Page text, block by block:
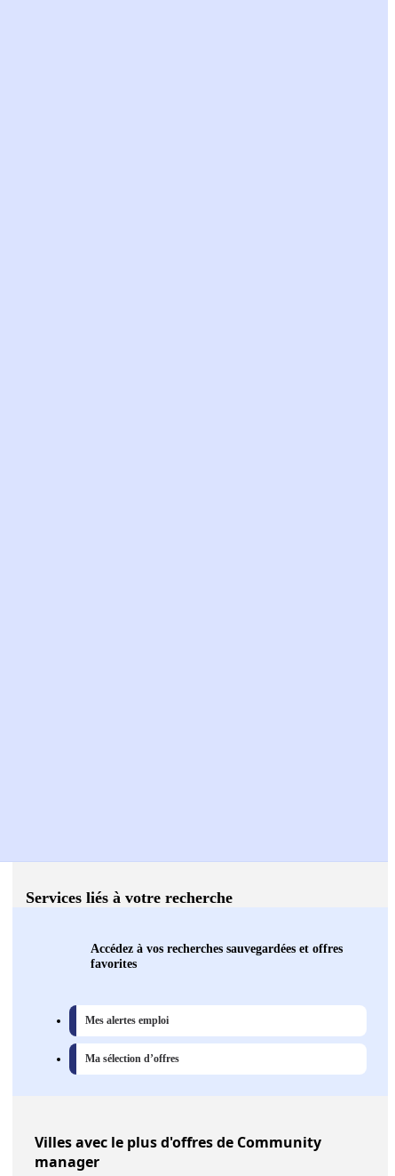
Services liés à votre recherche
Accédez à vos recherches sauvegardées et offres
favorites
Mes alertes emploi
Ma sélection d’offres
Villesavec le plus d'offres de Community
manager